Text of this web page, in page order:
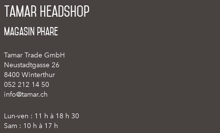
Tamar Headshop
Magasin phare
Tamar Trade GmbH
Neustadtgasse 26
8400 Winterthur
052 212 14 50
info@tamar.ch
Lun-ven : 11 h à 18 h 30
Sam : 10 h à 17 h